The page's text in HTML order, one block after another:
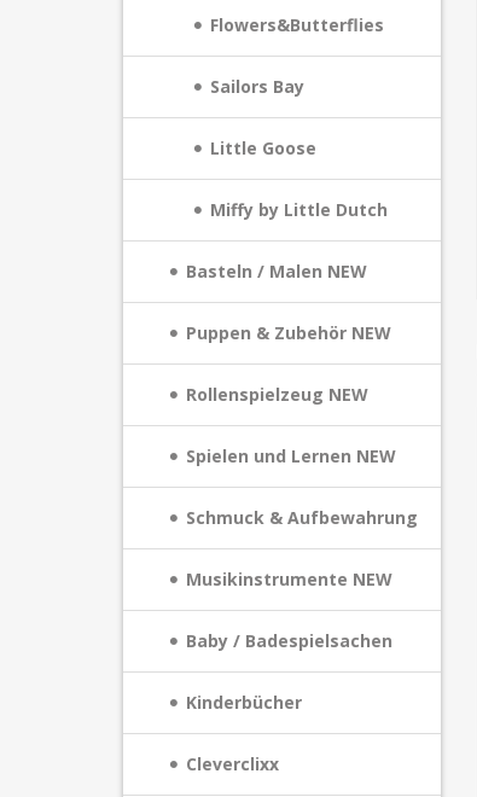
Flowers&Butterflies
Sailors Bay
Little Goose
Miffy by Little Dutch
Basteln / Malen NEW
Puppen & Zubehör NEW
Rollenspielzeug NEW
Spielen und Lernen NEW
Schmuck & Aufbewahrung
Musikinstrumente NEW
Baby / Badespielsachen
Kinderbücher
Cleverclixx